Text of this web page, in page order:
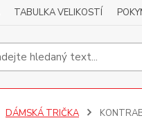
TABULKA VELIKOSTÍ
DÁMSKÁ TRIČKA